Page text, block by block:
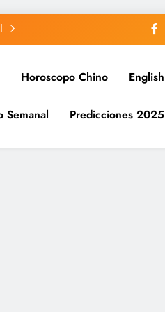
Horoscopo Chino English
Semanal Predicciones 2025